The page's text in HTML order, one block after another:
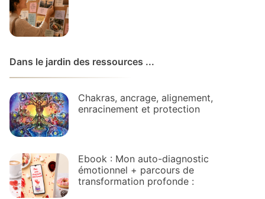
Dans le jardin des ressources ...
Chakras, ancrage, alignement,
enracinement et protection
Ebook : Mon auto-diagnostic
émotionnel + parcours de
transformation profonde :